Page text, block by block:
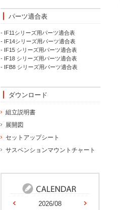
パーツ適合表
- IF11シリーズ用パーツ適合表
- IF14シリーズ用パーツ適合表
- IF15 シリーズ用パーツ適合表
- IF18 シリーズ用パーツ適合表
- IFB8 シリーズ用パーツ適合表
ダウンロード
組立説明書
展開図
セットアップシート
サスペンションマウントチャート
2026/08